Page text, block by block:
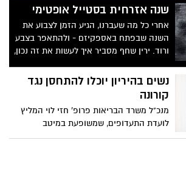
שנה אזרחית בסטייל אופטימי
אחרי כל מה שעברנו, הגיע הזמן לצבוע את
השנה שבפתח באספקיזם - ולהתאפר בצבע
ורוד. ירין שחף מסביר איך לעשות את זה נכון,
נשים בהיריון יוכלו להתחסן נגד
קורונה
מנכ"ל משרד הבריאות פרופ' חזי לוי המליץ
לועדת התעדופים, שמשופעת במיטב
המדענים ורופאים מלאפשר לנשים בהיריון